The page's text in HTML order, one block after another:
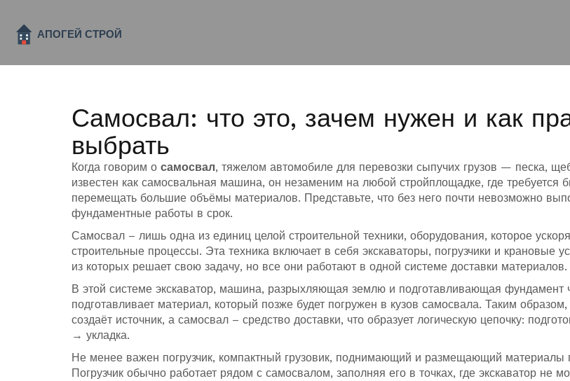
Самосвал: что это, зачем нужен и как
выбрать
Когда говорим о самосвал, тяжелом автомобиле для перевозки сыпучих грузов — песка,
известен как самосвальная машина, он незаменим на любой стройплощадке, где требуется
перемещать большие объёмы материалов. Представьте, что без него почти невозможно
фундаментные работы в срок.
Самосвал – лишь одна из единиц целой строительной техники, оборудования, которое
строительные процессы. Эта техника включает в себя экскаваторы, погрузчики и крановые
из которых решает свою задачу, но все они работают в одной системе доставки материалов.
В этой системе экскаватор, машина, разрыхляющая землю и подготавливающая фундамент
подготавливает материал, который позже будет погружен в кузов самосвала. Таким образом,
создаёт источник, а самосвал – средство доставки, что образует логическую цепочку:
→ укладка.
Не менее важен погрузчик, компактный грузовик, поднимающий и размещающий материалы
Погрузчик обычно работает рядом с самосвалом, заполняя его в точках, где экскаватор не